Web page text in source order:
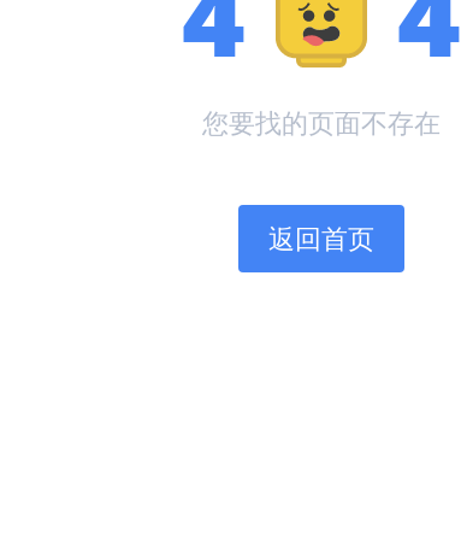
您要找的页面不存在
返回首页